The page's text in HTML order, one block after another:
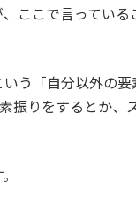
ここで言っている
う「自分以外の
振りをするとか、